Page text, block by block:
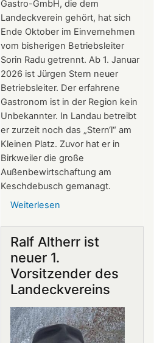
Gastro-GmbH, die dem
Landeckverein gehört, hat sich
Ende Oktober im Einvernehmen
vom bisherigen Betriebsleiter
Sorin Radu getrennt. Ab 1. Januar
2026 ist Jürgen Stern neuer
Betriebsleiter. Der erfahrene
Gastronom ist in der Region kein
Unbekannter. In Landau betreibt
er zurzeit noch das „Stern‘l“ am
Kleinen Platz. Zuvor hat er in
Birkweiler die große
Außenbewirtschaftung am
Keschdebusch gemanagt.
Weiterlesen
Burg
Jürgen
Stern
Betriebsleiter
Ralf Altherr ist
neuer 1.
Vorsitzender des
Landeckvereins